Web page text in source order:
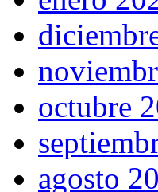
octubre
agosto